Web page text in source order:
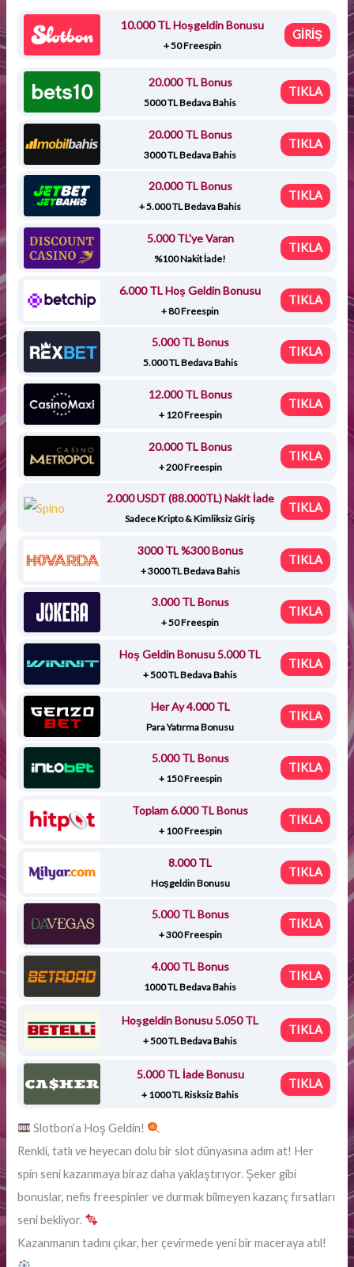
10.000 TL Hoşgeldin Bonusu
+ 50 Freespin
GİRİŞ
20.000 TL Bonus
5000 TL Bedava Bahis
TIKLA
20.000 TL Bonus
3000 TL Bedava Bahis
TIKLA
20.000 TL Bonus
+ 5.000 TL Bedava Bahis
TIKLA
5.000 TL'ye Varan
%100 Nakit İade!
TIKLA
6.000 TL Hoş Geldin Bonusu
+ 80 Freespin
TIKLA
5.000 TL Bonus
5.000 TL Bedava Bahis
TIKLA
12.000 TL Bonus
+ 120 Freespin
TIKLA
20.000 TL Bonus
+ 200 Freespin
TIKLA
2.000 USDT (88.000TL) Nakit İade
Sadece Kripto & Kimliksiz Giriş
TIKLA
3000 TL %300 Bonus
+ 3000 TL Bedava Bahis
TIKLA
3.000 TL Bonus
+ 50 Freespin
TIKLA
Hoş Geldin Bonusu 5.000 TL
+ 500 TL Bedava Bahis
TIKLA
Her Ay 4.000 TL
Para Yatırma Bonusu
TIKLA
5.000 TL Bonus
+ 150 Freespin
TIKLA
Toplam 6.000 TL Bonus
+ 100 Freespin
TIKLA
8.000 TL
Hoşgeldin Bonusu
TIKLA
5.000 TL Bonus
+ 300 Freespin
TIKLA
4.000 TL Bonus
1000 TL Bedava Bahis
TIKLA
Hoşgeldin Bonusu 5.050 TL
+ 500 TL Bedava Bahis
TIKLA
5.000 TL İade Bonusu
+ 1000 TL Risksiz Bahis
TIKLA
Slotbon’a Hoş Geldin!
Renkli, tatlı ve heyecan dolu bir slot dünyasına adım at! Her
spin seni kazanmaya biraz daha yaklaştırıyor. Şeker gibi
bonuslar, nefis freespinler ve durmak bilmeyen kazanç fırsatları
seni bekliyor.
Kazanmanın tadını çıkar, her çevirmede yeni bir maceraya atıl!